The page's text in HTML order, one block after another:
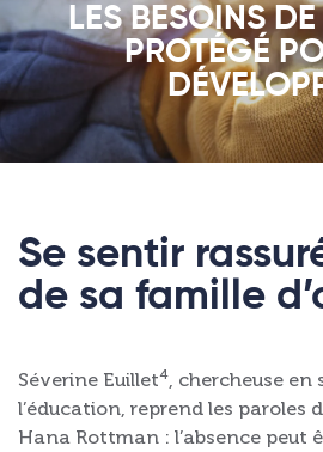
LES BESOINS DE
PROTÉGÉ
Se sentir
de sa famille
Séverine Euillet4
, chercheuse
l’éducation, reprend les paroles
Hana Rottman : l’absence peut